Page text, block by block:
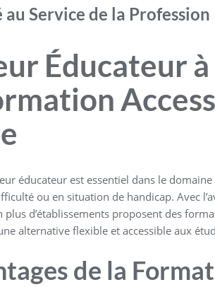
Service de la Profession
Éducateur à
éducateur est essentiel dans le
ou en situation de handicap. Avec
plus d’établissements proposent des
alternative flexible et accessible aux
de la